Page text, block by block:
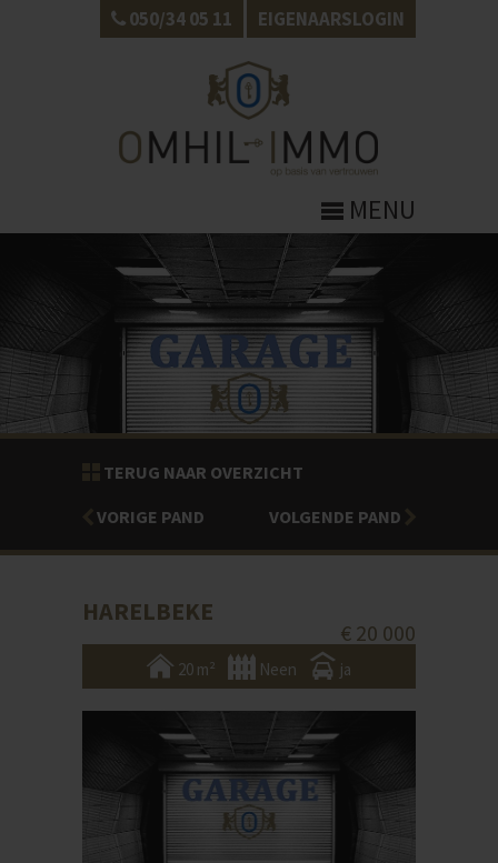
050/34 05 11 EIGENAARSLOGIN
MENU
TERUG NAAR OVERZICHT
VORIGE PAND
VOLGENDE PAND
HARELBEKE
€ 20 000
20 m² Neen ja